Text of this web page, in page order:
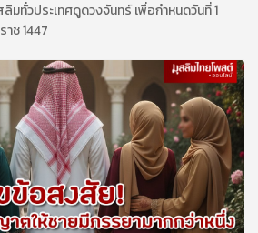
มทั่วประเทศดูดวงจันทร์ เพื่อกำหนดวันที่ 1
ช 1447